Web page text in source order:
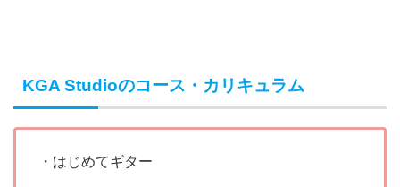
KGA Studioのコース・カリキュラム
・はじめてギター